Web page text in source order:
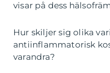
visar på dess
Hur skiljer sig olika
antiinflammatorisk
varandra?